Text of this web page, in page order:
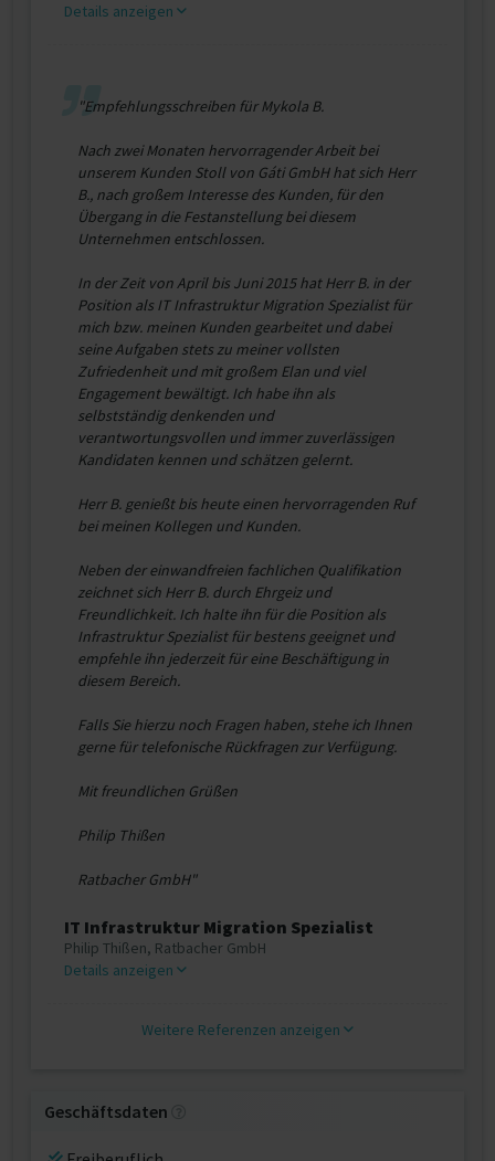
Details anzeigen
"Empfehlungsschreiben für Mykola B.
Nach zwei Monaten hervorragender Arbeit bei
unserem Kunden Stoll von Gáti GmbH hat sich Herr
B., nach großem Interesse des Kunden, für den
Übergang in die Festanstellung bei diesem
Unternehmen entschlossen.
In der Zeit von April bis Juni 2015 hat Herr B. in der
Position als IT Infrastruktur Migration Spezialist für
mich bzw. meinen Kunden gearbeitet und dabei
seine Aufgaben stets zu meiner vollsten
Zufriedenheit und mit großem Elan und viel
Engagement bewältigt. Ich habe ihn als
selbstständig denkenden und
verantwortungsvollen und immer zuverlässigen
Kandidaten kennen und schätzen gelernt.
Herr B. genießt bis heute einen hervorragenden Ruf
bei meinen Kollegen und Kunden.
Neben der einwandfreien fachlichen Qualifikation
zeichnet sich Herr B. durch Ehrgeiz und
Freundlichkeit. Ich halte ihn für die Position als
Infrastruktur Spezialist für bestens geeignet und
empfehle ihn jederzeit für eine Beschäftigung in
diesem Bereich.
Falls Sie hierzu noch Fragen haben, stehe ich Ihnen
gerne für telefonische Rückfragen zur Verfügung.
Mit freundlichen Grüßen
Philip Thißen
Ratbacher GmbH"
IT Infrastruktur Migration Spezialist
Philip Thißen, Ratbacher GmbH
Details anzeigen
Weitere Referenzen anzeigen
Geschäftsdaten